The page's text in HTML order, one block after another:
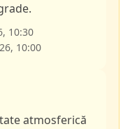
10:30
10:00
atmosferică